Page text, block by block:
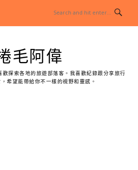
毛阿偉
探索各地的旅遊部落客。我喜歡紀錄跟分享旅行
希望能帶給你不一樣的視野和靈感。